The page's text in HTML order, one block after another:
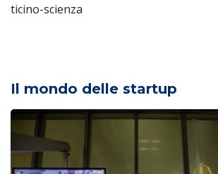
ticino-scienza
Il mondo delle startup